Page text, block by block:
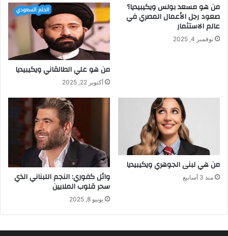
من هو مسعد بولس ويكيبيديا؟
صعود رجل الأعمال المصري في
عالم الاستثمار
نوفمبر 4, 2025
من هو علي الطالقاني ويكيبيديا
أكتوبر 22, 2025
من هي لبنى الجوهري ويكيبيديا
منذ 3 أسابيع وائل كفوري: النجم اللبناني الذي
سحر قلوب الملايين
يونيو 8, 2025